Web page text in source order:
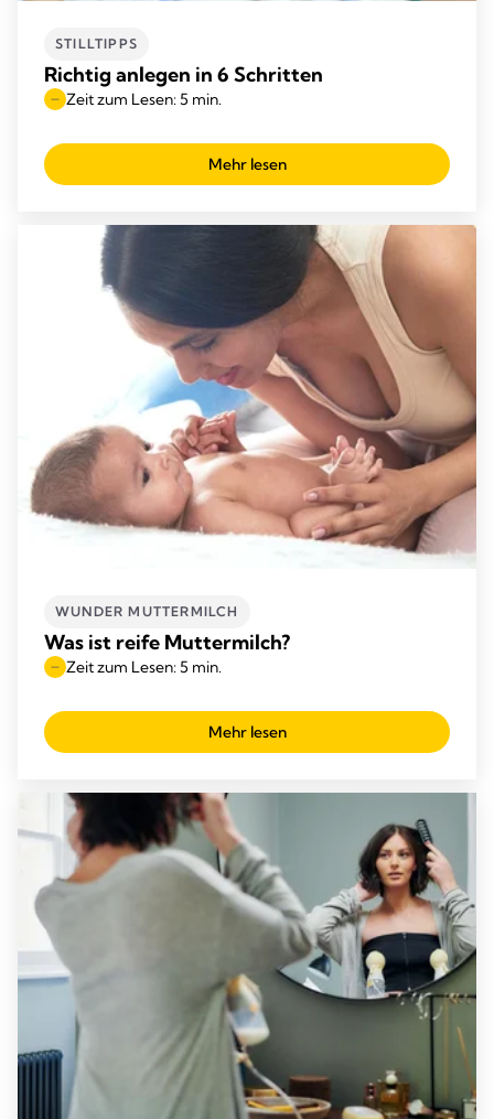
STILLTIPPS
Richtig anlegen in 6 Schritten
Zeit zum Lesen: 5 min.
Mehr lesen
WUNDER MUTTERMILCH
Was ist reife Muttermilch?
Zeit zum Lesen: 5 min.
Mehr lesen